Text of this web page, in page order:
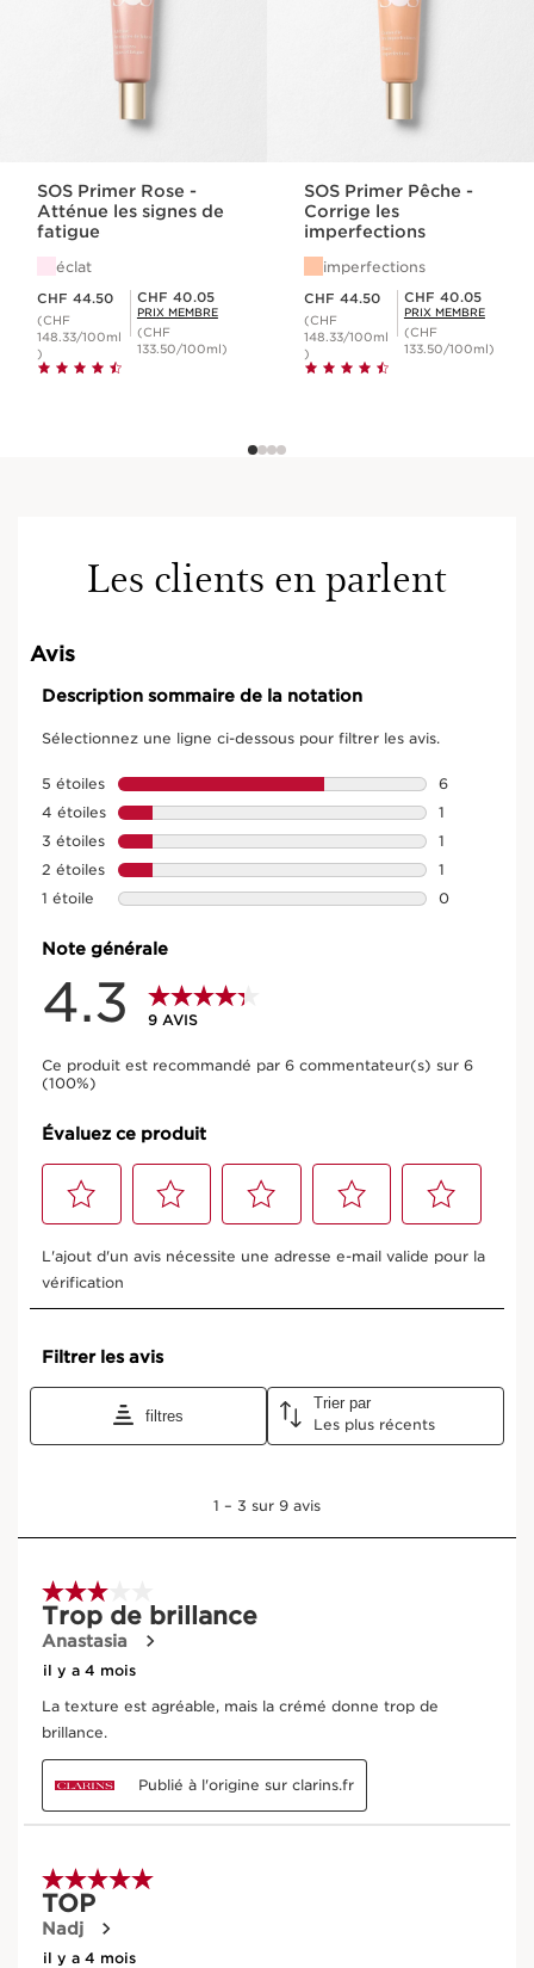
SOS Primer Rose -
Atténue les signes de
fatigue
éclat
CHF 44.50
(CHF
148.33/100ml
)
Prix Sérénité CHF 40.05
CHF 40.05
PRIX MEMBRE
(CHF
133.50/100ml)
SOS Primer Pêche -
Corrige les
imperfections
imperfections
CHF 44.50
(CHF
148.33/100ml
)
Prix Sérénité CHF 40.05
CHF 40.05
PRIX MEMBRE
(CHF
133.50/100ml)
Les clients en parlent